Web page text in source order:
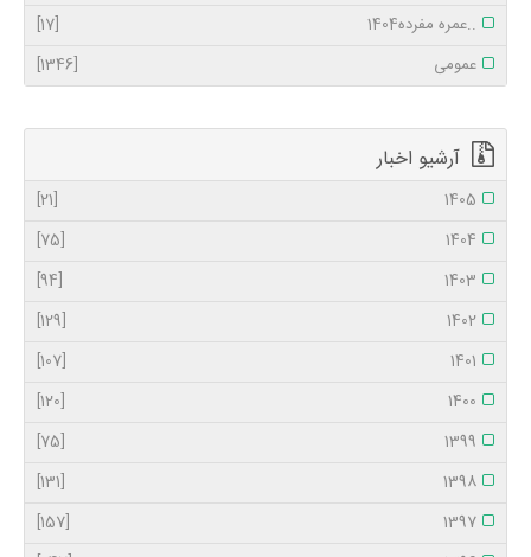
..عمره مفرده1404
[17]
عمومی
[1346]
آرشیو اخبار
1405
[21]
1404
[75]
1403
[94]
1402
[129]
1401
[107]
1400
[120]
1399
[75]
1398
[131]
1397
[157]